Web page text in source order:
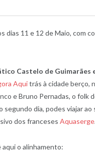
dias 11 e 12 de Maio, com
Castelo de Guimarães
Aquitrás à cidade berço,
e Bruno Pernadas, o folk
segundo dia, podes viajar
dos franceses Aquaserge
aqui o alinhamento: